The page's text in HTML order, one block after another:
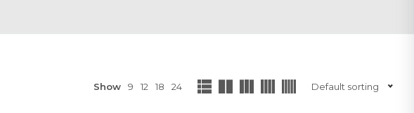
Show 9 12 18 24 Default sorting